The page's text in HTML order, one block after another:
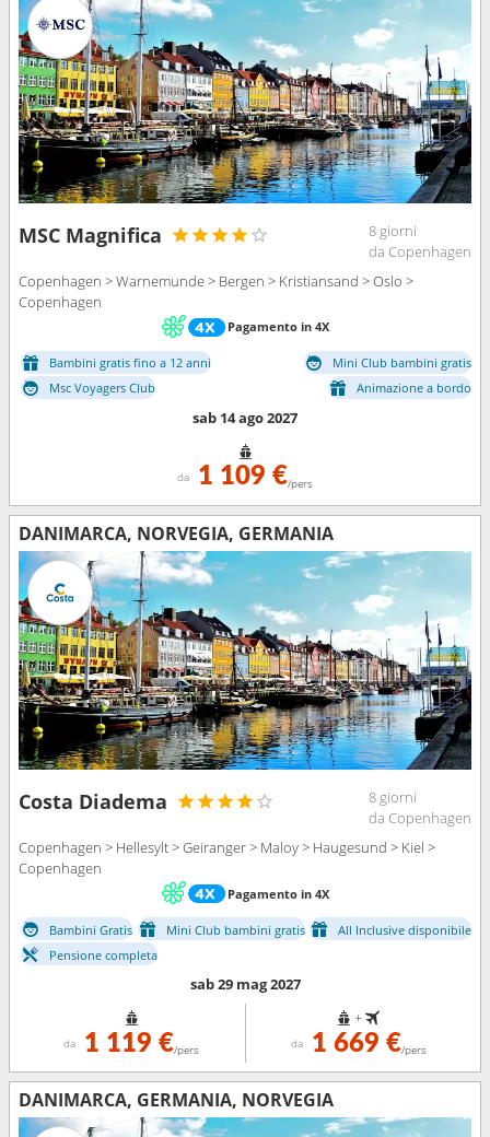
MSC Magnifica
8 giorni
da Copenhagen
Copenhagen > Warnemunde > Bergen > Kristiansand > Oslo >
Copenhagen
Pagamento in 4X
Bambini gratis fino a 12 anni
Mini Club bambini gratis
Msc Voyagers Club
Animazione a bordo
sab 14 ago 2027
da 1 109 €/pers
DANIMARCA, NORVEGIA, GERMANIA
Costa Diadema
8 giorni
da Copenhagen
Copenhagen > Hellesylt > Geiranger > Maloy > Haugesund > Kiel >
Copenhagen
Pagamento in 4X
Bambini Gratis Mini Club bambini gratis
All Inclusive disponibile
Pensione completa
sab 29 mag 2027
da 1 119 €/pers
+
da 1 669 €/pers
DANIMARCA, GERMANIA, NORVEGIA